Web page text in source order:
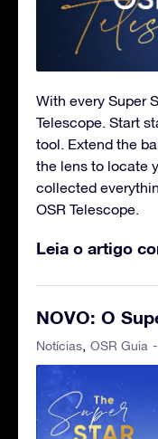
With every Super
Telescope. Start
tool. Extend the
the lens to locate
collected
OSR Telescope.
Leia o artigo
NOVO: O
Notícias OSR Guia